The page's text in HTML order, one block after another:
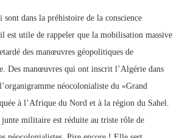
sont dans la préhistoire de la conscience
est utile de rappeler que la mobilisation massive
des manœuvres géopolitiques de
Des manœuvres qui ont inscrit l’Algérie dans
néocolonialiste du «Grand
à l’Afrique du Nord et à la région du Sahel.
junte militaire est réduite au triste rôle de